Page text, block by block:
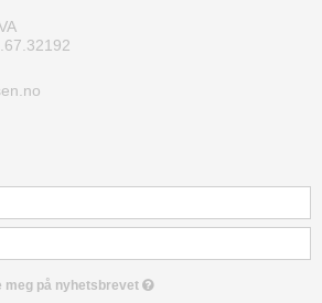
meg på nyhetsbrevet